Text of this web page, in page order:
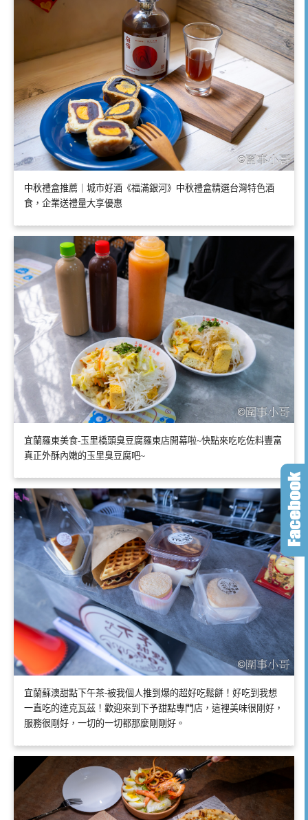
中秋禮盒推薦｜城市好酒《福滿銀河》中秋禮盒精選台灣特色酒
食，企業送禮量大享優惠
宜蘭羅東美食-玉里橋頭臭豆腐羅東店開幕啦~快點來吃吃佐料豐富
真正外酥內嫩的玉里臭豆腐吧~
宜蘭蘇澳甜點下午茶-被我個人推到爆的超好吃鬆餅！好吃到我想
一直吃的達克瓦茲！歡迎來到下予甜點專門店，這裡美味很剛好，
服務很剛好，一切的一切都那麼剛剛好。